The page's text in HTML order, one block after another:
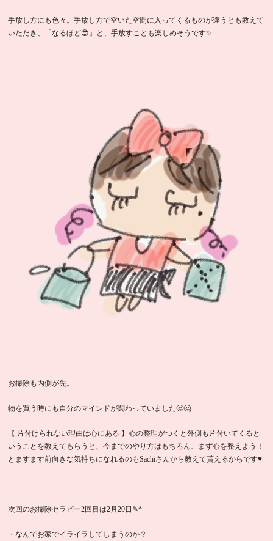
手放し方にも色々。手放し方で空いた空間に入ってくるものが違うとも教えて
いただき、「なるほど😍」と、手放すことも楽しめそうです✨
お掃除も内側が先。
物を買う時にも自分のマインドが関わっていました🤔🤔
【 片付けられない理由は心にある 】心の整理がつくと外側も片付いてくると
いうことを教えてもらうと、今までのやり方はもちろん、まず心を整えよう！
とますます前向きな気持ちになれるのもSachiさんから教えて貰えるからです♥
次回のお掃除セラピー2回目は2月20日✎*
・なんでお家でイライラしてしまうのか？